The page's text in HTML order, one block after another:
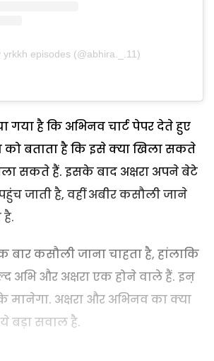
yrkkh episodes (@abhira._.11)
गया है कि अभिनव चार्ट पेपर देते हुए
को बताता है कि इसे क्या खिला सकते
सकते हैं. इसके बाद अक्षरा अपने बेटे
जाती है, वहीं अबीर कसौली जाने
है.
बार कसौली जाना चाहता है, हांलाकि
अभि और अक्षरा एक होने वाले हैं. इऩ
मानेगा. अक्षरा और अभिनव का क्या
बड़ा सवाल है.